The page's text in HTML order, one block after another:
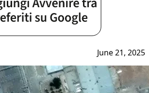
June 21, 2025